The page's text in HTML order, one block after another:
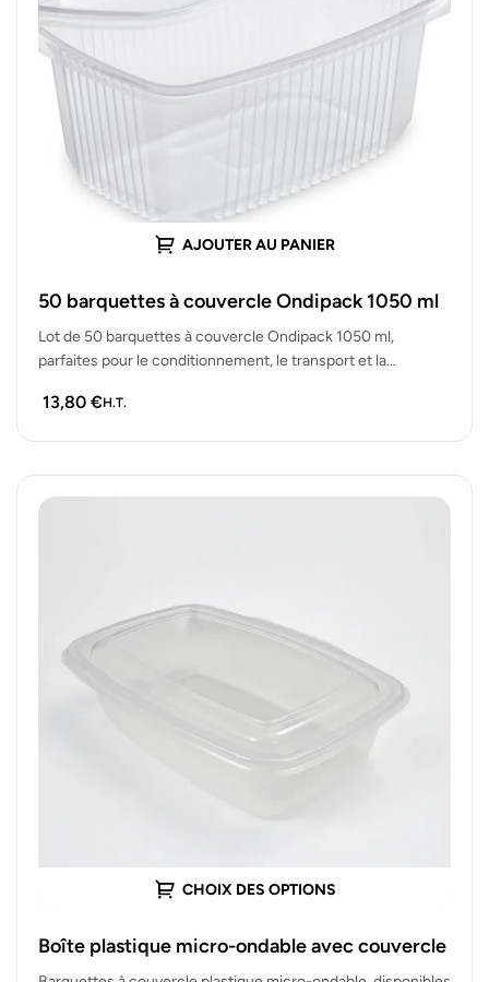
AJOUTER AU PANIER
50 barquettes à couvercle Ondipack 1050 ml
Lot de 50 barquettes à couvercle Ondipack 1050 ml,
parfaites pour le conditionnement, le transport et la
13,80 €H.T.
CHOIX DES OPTIONS
Boîte plastique micro-ondable avec couvercle